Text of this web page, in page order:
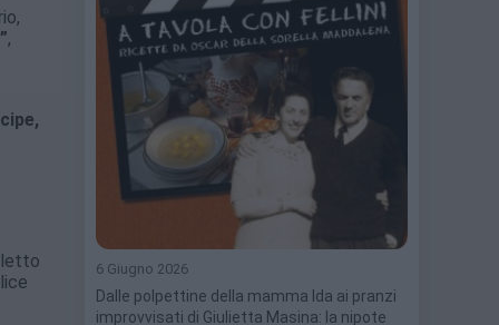
,
letto
6 Giugno 2026
Dalle polpettine della mamma Ida ai pranzi
improvvisati di Giulietta Masina: la nipote